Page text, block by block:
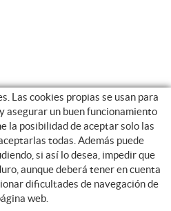
Las cookies propias se usan para
asegurar un buen funcionamiento
la posibilidad de aceptar solo las
todas. Además puede
si así lo desea, impedir que
aunque deberá tener en cuenta
dificultades de navegación de
web.